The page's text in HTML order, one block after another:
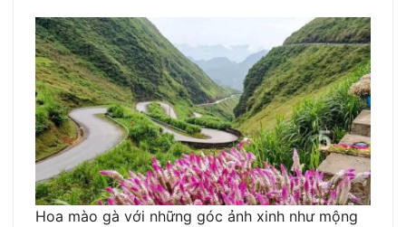
Hoa mào gà với những góc ảnh xinh như mộng